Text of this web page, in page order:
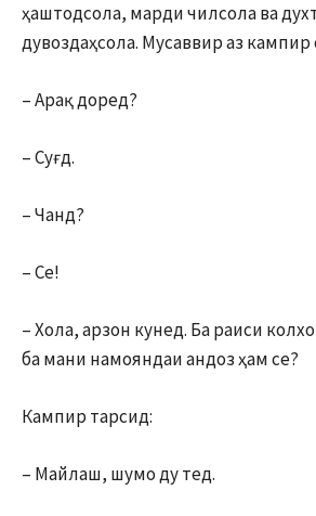
ҳаштодсола, марди чилсола ва
дувоздаҳсола. Мусаввир аз кампир
– Арақ доред?
– Суғд.
– Чанд?
– Се!
– Хола, арзон кунед. Ба раиси
ба мани намояндаи андоз ҳам се?
Кампир тарсид:
– Майлаш, шумо ду тед.